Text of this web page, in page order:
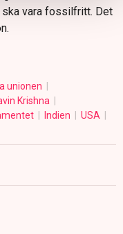
ska vara fossilfritt. Det
unionen
Krishna
Indien
USA